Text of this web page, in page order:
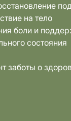
на тело
боли и
состояния
о